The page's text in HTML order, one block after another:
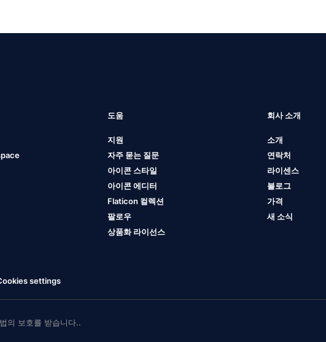
도움
지원
자주 묻는 질문
아이콘 스타일
아이콘 에디터
Flaticon 컬렉션
팔로우
상품화 라이선스
회사 소개
소개
연락처
라이센스
블로그
가격
새 소식
settings
의 보호를 받습니다..